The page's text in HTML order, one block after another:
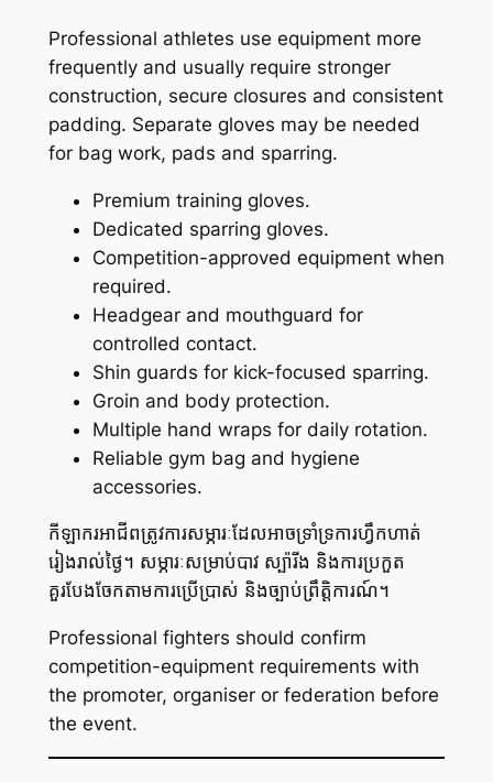
Professional athletes use equipment more
frequently and usually require stronger
construction, secure closures and consistent
padding. Separate gloves may be needed
for bag work, pads and sparring.
Premium training gloves.
Dedicated sparring gloves.
Competition-approved equipment when
required.
Headgear and mouthguard for
controlled contact.
Shin guards for kick-focused sparring.
Groin and body protection.
Multiple hand wraps for daily rotation.
Reliable gym bag and hygiene
accessories.
កីឡាករអាជីពត្រូវការសម្ភារៈដែលអាចទ្រាំទ្រការហ្វឹកហាត់
រៀងរាល់ថ្ងៃ។ សម្ភារៈសម្រាប់បាវ ស្ប៉ារីង និងការប្រកួត
គួរបែងចែកតាមការប្រើប្រាស់ និងច្បាប់ព្រឹត្តិការណ៍។
Professional fighters should confirm
competition-equipment requirements with
the promoter, organiser or federation before
the event.